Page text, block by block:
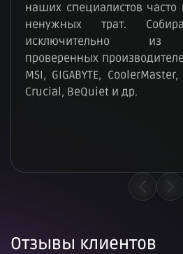
наших специалистов часто
ненужных трат.
исключительно из
проверенных
MSI, GIGABYTE,
Crucial, BeQuiet и др.
Отзывы клиентов